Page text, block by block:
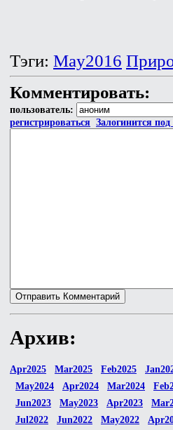
Тэги: May2016
Комментировать:
пользователь:
регистрироваться Залогинится
Архив:
Apr2025 Mar2025 Feb2025
May2024
Apr2024 Mar2024
Jun2023
May2023 Apr2023
Jul2022
Jun2022 May2022